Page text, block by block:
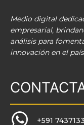
Medio digital
empresarial,
análisis para
innovación en el país
+591